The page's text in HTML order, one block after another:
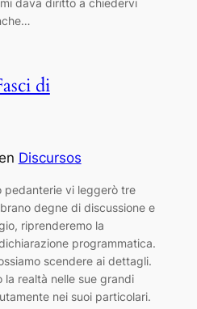
di
Discursos
pedanterie vi leggerò tre
degne di discussione e
riprenderemo la
programmatica.
scendere ai dettagli.
la realtà nelle sue grandi
nei suoi particolari.